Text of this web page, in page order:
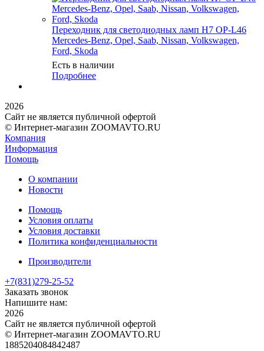
Переходник для светодиодных ламп H7 OP-L46
Mercedes-Benz, Opel, Saab, Nissan, Volkswagen,
Ford, Skoda
Есть в наличии
Подробнее
2026
Сайт не является публичной офертой
© Интернет-магазин ZOOMAVTO.RU
Компания
Информация
Помощь
О компании
Новости
Помощь
Условия оплаты
Условия доставки
Политика конфиденциальности
Производители
+7(831)279-25-52
Заказать звонок
Напишите нам:
2026
Сайт не является публичной офертой
© Интернет-магазин ZOOMAVTO.RU
1885204084842487